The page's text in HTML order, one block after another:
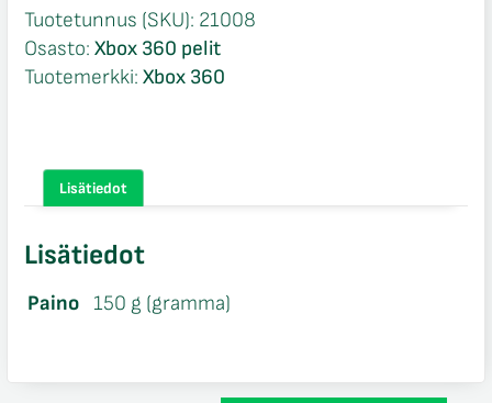
Xbox
360
määrä
Tuotetunnus (SKU): 21008
Osasto: Xbox 360 pelit
Tuotemerkki: Xbox 360
Lisätiedot
Lisätiedot
Paino 150 g (gramma)